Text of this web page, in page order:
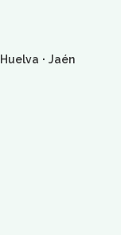
Huelva · Jaén